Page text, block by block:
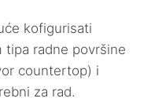
kofigurisati
tipa radne površine
countertop) i
za rad.